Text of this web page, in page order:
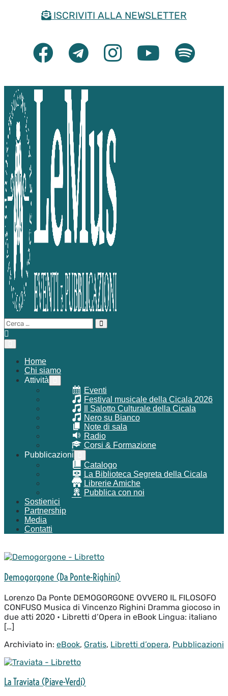
ISCRIVITI ALLA NEWSLETTER
Attiva/disattiva
ricerca
Cerca
per:
Attiva/disattiva
menuHome
Chi siamo
Attività
menu
Eventi
Festival musicale della Cicala 2026
Il Salotto Culturale della Cicala
Nero su Bianco
Note di sala
Radio
Corsi & Formazione
Pubblicazioni
menu
Catalogo
La Biblioteca Segreta della Cicala
Librerie Amiche
Pubblica con noi
Sostienici
Partnership
Media
Contatti
Demogorgone
Ponte-
Demogorgone (Da Ponte-Righini)
Lorenzo Da Ponte DEMOGORGONE OVVERO IL FILOSOFO
CONFUSO Musica di Vincenzo Righini Dramma giocoso in
due atti 2020 • Libretti d’Opera in eBook Lingua: italiano
[…]
Archiviato in: eBook, Gratis, Libretti d’opera, Pubblicazioni
La
(Piave-
La Traviata (Piave-Verdi)